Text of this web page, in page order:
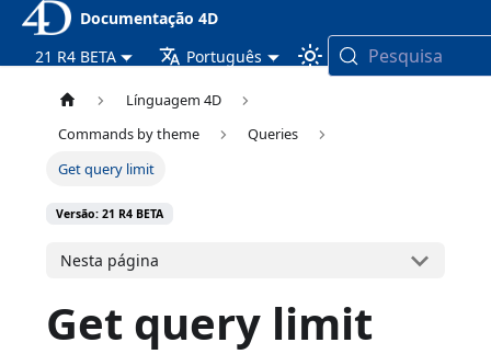
Documentação 4D
21 R4 BETA
Português Pesquisa
Línguagem 4D
Commands by theme
Queries
Get query limit
Versão: 21 R4 BETA
Nesta página
Get query limit